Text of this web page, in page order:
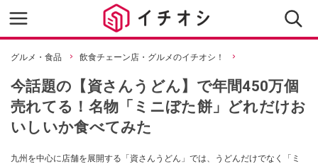
グルメ・食品 飲食チェーン店・グルメのイチオシ！
今話題の【資さんうどん】で年間450万個
売れてる！名物「ミニぼた餅」どれだけお
いしいか食べてみた
九州を中心に店舗を展開する「資さんうどん」では、うどんだけでなく「ミ